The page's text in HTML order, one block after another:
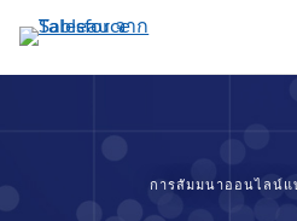
ไป
ที่
การสัมมนาออนไลน์